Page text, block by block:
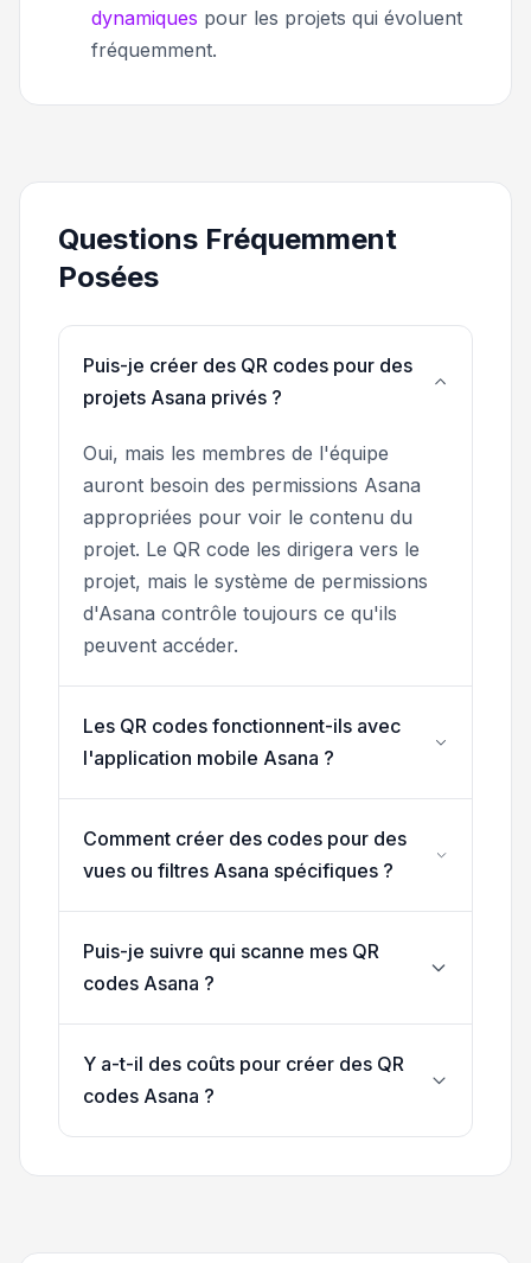
dynamiques pour les projets qui évoluent
fréquemment.
Questions Fréquemment
Posées
Puis-je créer des QR codes pour des
projets Asana privés ?
Oui, mais les membres de l'équipe
auront besoin des permissions Asana
appropriées pour voir le contenu du
projet. Le QR code les dirigera vers le
projet, mais le système de permissions
d'Asana contrôle toujours ce qu'ils
peuvent accéder.
Les QR codes fonctionnent-ils avec
l'application mobile Asana ?
Comment créer des codes pour des
vues ou filtres Asana spécifiques ?
Puis-je suivre qui scanne mes QR
codes Asana ?
Y a-t-il des coûts pour créer des QR
codes Asana ?